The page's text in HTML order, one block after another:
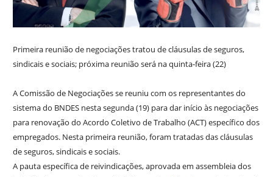
Primeira reunião de negociações tratou de cláusulas de seguros,
sindicais e sociais; próxima reunião será na quinta-feira (22)
A Comissão de Negociações se reuniu com os representantes do
sistema do BNDES nesta segunda (19) para dar início às negociações
para renovação do Acordo Coletivo de Trabalho (ACT) específico dos
empregados. Nesta primeira reunião, foram tratadas das cláusulas
de seguros, sindicais e sociais.
A pauta específica de reivindicações, aprovada em assembleia dos